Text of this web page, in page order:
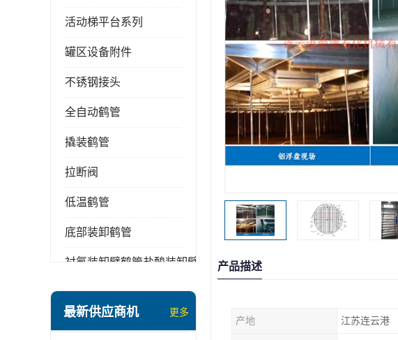
活动梯平台系列
罐区设备附件
不锈钢接头
全自动鹤管
撬装鹤管
拉断阀
低温鹤管
底部装卸鹤管
衬氟装卸臂鹤管盐酸装卸臂
顶部装卸车鹤管
最新供应商机 更多
产品描述
产地 江苏连云港